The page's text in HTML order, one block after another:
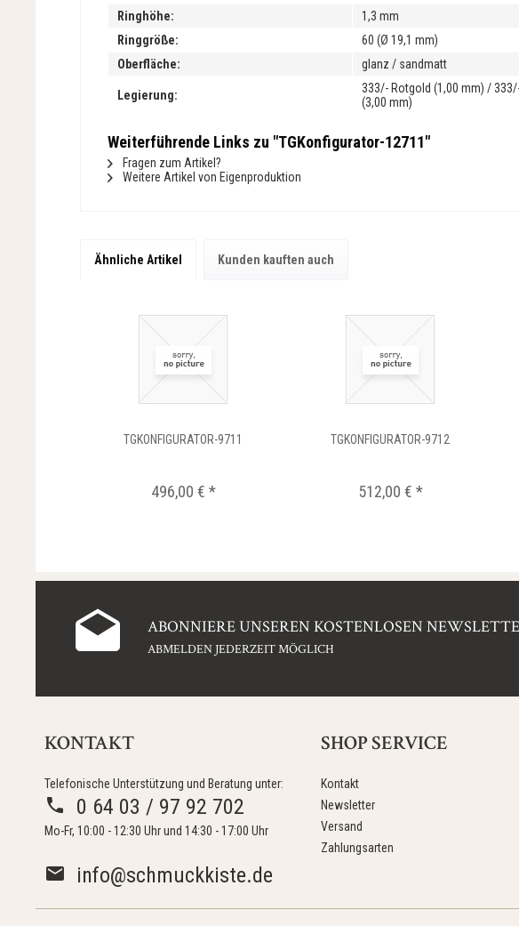
Ringhöhe:
1,3 mm
Ringgröße:
60 (Ø 19,1 mm)
Oberfläche:
glanz / sandmatt
Legierung:
333/- Rotgold (1,00 mm) /
(3,00 mm)
Weiterführende Links zu "TGKonfigurator-12711"
Fragen zum Artikel?
Weitere Artikel von Eigenproduktion
Ähnliche Artikel Kunden kauften auch
TGKONFIGURATOR-9711
496,00 € *
TGKONFIGURATOR-9712
512,00 € *
ABONNIERE UNSEREN KOSTENLOSEN
ABMELDEN JEDERZEIT MÖGLICH
KONTAKT
Telefonische Unterstützung und Beratung unter:
0 64 03 / 97 92 702
Mo-Fr, 10:00 - 12:30 Uhr und 14:30 - 17:00 Uhr
info@schmuckkiste.de
SHOP SERVICE
Kontakt
Newsletter
Versand
Zahlungsarten